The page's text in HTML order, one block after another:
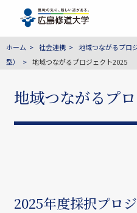
ホーム 社会連携
地域つながるプロ
型）
地域つながるプロジェクト2025
地域つながるプ
2025年度採択プロ